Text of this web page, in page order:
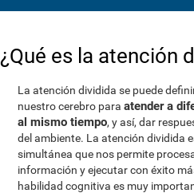
¿Qué es la atención
La atención dividida se puede
nuestro cerebro paraatender a
al mismo tiempo, y así, dar
del ambiente. La atención dividida
simultánea que nos permite
información y ejecutar con éxito
habilidad cognitiva es muy